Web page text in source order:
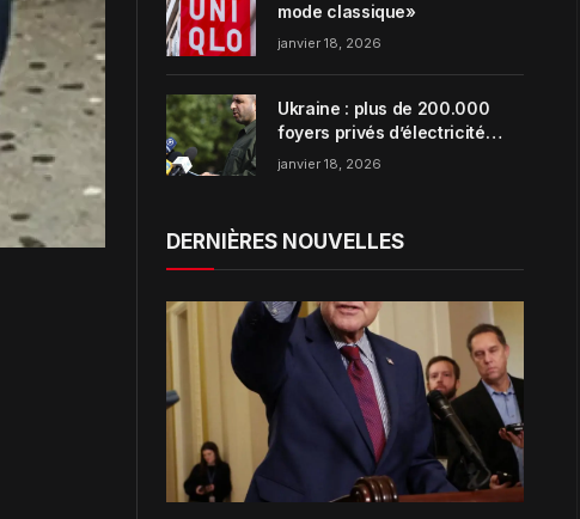
mode classique»
janvier 18, 2026
Ukraine : plus de 200.000
foyers privés d’électricité
dans la région de Zaporijjia
janvier 18, 2026
DERNIÈRES NOUVELLES